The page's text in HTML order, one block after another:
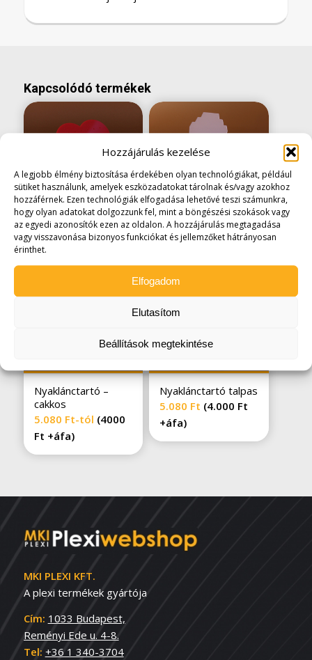
Hozzájárulás kezelése
A legjobb élmény biztosítása érdekében olyan technológiákat, például
sütiket használunk, amelyek eszközadatokat tárolnak és/vagy azokhoz
hozzáférnek. Ezen technológiák elfogadása lehetővé teszi számunkra,
hogy olyan adatokat dolgozzunk fel, mint a böngészési szokások vagy
az egyedi azonosítók ezen az oldalon. A hozzájárulás megtagadása
vagy visszavonása bizonyos funkciókat és jellemzőket hátrányosan
érinthet.
Elfogadom
Elutasítom
Beállítások megtekintése
Kapcsolódó termékek
Fülbevalótartó SZÍV
forma – PIROS
3.175Ft (2.500Ft
+áfa)
Nyaklánctartó
4.445Ft-tól(3500
Ft +áfa)
Nyaklánctartó –
cakkos
5.080 Ft-tól (4000
Ft +áfa)
Nyaklánctartó talpas
5.080 Ft (4.000 Ft
+áfa)
MKI PLEXI KFT.
A plexi termékek gyártója
Cím: 1033 Budapest,
Reményi Ede u. 4-8.
Tel: +36 1 340-3704